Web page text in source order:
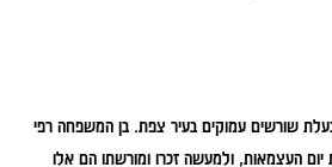
שורשים עמוקים בעיר צפת. בן המשפחה רפי
העצמאות, ולמעשה זכרו ומורשתו הם אלו